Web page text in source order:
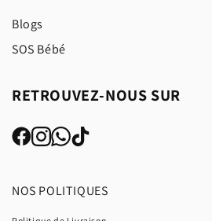
Blogs
SOS Bébé
RETROUVEZ-NOUS SUR
NOS POLITIQUES